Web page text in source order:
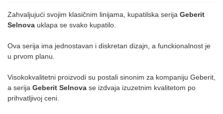
Zahvaljujući svojim klasičnim linijama, kupatilska serija Geberit
Selnova uklapa se svako kupatilo.
Ova serija ima jednostavan i diskretan dizajn, a funckionalnost je
u prvom planu.
Visokokvalitetni proizvodi su postali sinonim za kompaniju Geberit,
a serija Geberit Selnova se izdvaja izuzetnim kvalitetom po
prihvatljivoj ceni.